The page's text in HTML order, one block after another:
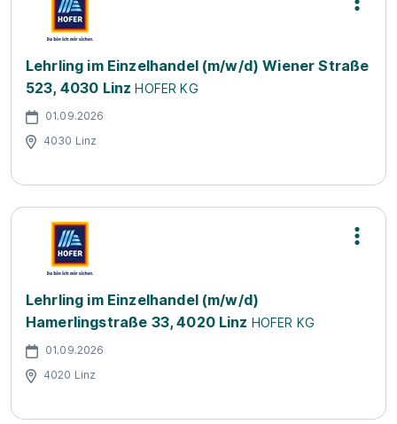
Lehrling im Einzelhandel (m/w/d) Wiener Straße
523, 4030 Linz HOFER KG
01.09.2026
4030 Linz
Lehrling im Einzelhandel (m/w/d)
Hamerlingstraße 33, 4020 Linz HOFER KG
01.09.2026
4020 Linz